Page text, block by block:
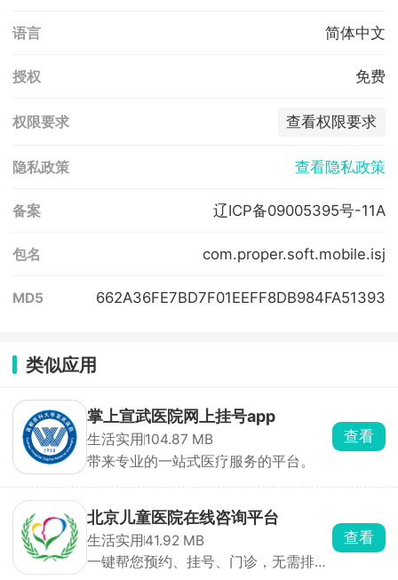
语言 简体中文
授权 免费
权限要求 查看权限要求
隐私政策 查看隐私政策
备案 辽ICP备09005395号-11A
包名 com.proper.soft.mobile.isj
MD5 662A36FE7BD7F01EEFF8DB984FA51393
类似应用
掌上宣武医院网上挂号app
生活实用 104.87 MB
带来专业的一站式医疗服务的平台。
查看
北京儿童医院在线咨询平台
生活实用 41.92 MB
一键帮您预约、挂号、门诊，无需排队
查看